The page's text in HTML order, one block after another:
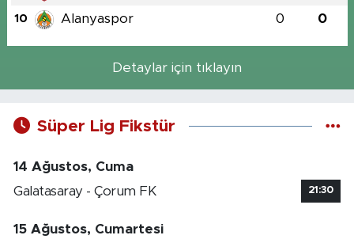
10 Alanyaspor 0 0
Detaylar için tıklayın
Süper Lig Fikstür
14 Ağustos, Cuma
Galatasaray - Çorum FK
21:30
15 Ağustos, Cumartesi